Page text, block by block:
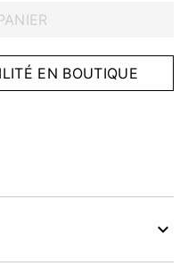
EN BOUTIQUE